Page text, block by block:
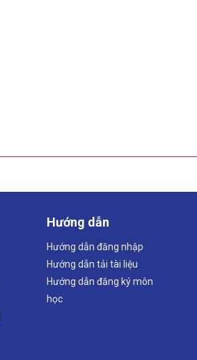
Hướng dẫn
Hướng dẫn đăng nhập
Hướng dẫn tải tài liệu
Hướng dẫn đăng ký môn
học